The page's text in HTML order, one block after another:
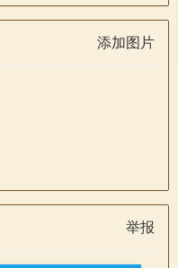
添加图片
举报